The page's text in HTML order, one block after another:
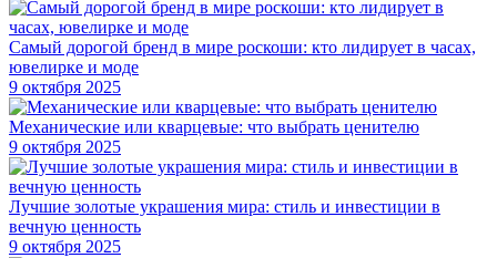
Самый дорогой бренд в мире роскоши: кто лидирует в часах,
ювелирке и моде
9 октября 2025
Механические или кварцевые: что выбрать ценителю
9 октября 2025
Лучшие золотые украшения мира: стиль и инвестиции в
вечную ценность
9 октября 2025